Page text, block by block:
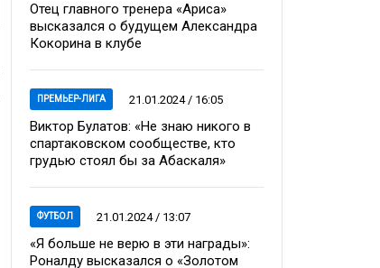
Отец главного тренера «Ариса»
высказался о будущем Александра
Кокорина в клубе
ПРЕМЬЕР-ЛИГА 21.01.2024 / 16:05
Виктор Булатов: «Не знаю никого в
спартаковском сообществе, кто
грудью стоял бы за Абаскаля»
ФУТБОЛ 21.01.2024 / 13:07
«Я больше не верю в эти награды»:
Роналду высказался о «Золотом